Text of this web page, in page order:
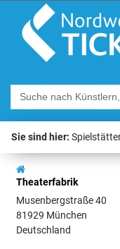
Sie sind hier:
Theaterfabrik
Musenbergstraße 40
81929 München
Deutschland